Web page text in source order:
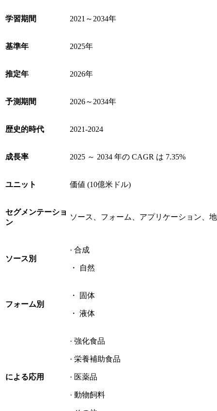
学習期間 2021～2034年
基準年 2025年
推定年 2026年
予測期間 2026～2034年
歴史的時代 2021-2024
成長率 2025 ～ 2034 年の CAGR は 7.35%
ユニット 価値 (10億米ドル)
セグメンテーショ
ン
ソース、フォーム、アプリケーション、
ソース別
· 合成
・ 自然
フォーム別
・ 固体
・ 液体
による応用
· 強化食品
· 栄養補助食品
· 医薬品
· 動物飼料